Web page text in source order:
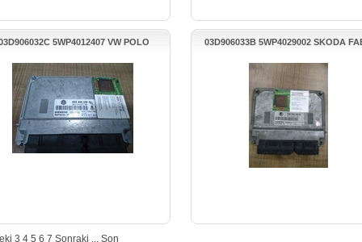
5WP4012407 VW POLO
03D906033B 5WP4029002 SKODA
3 4 5 6 7 Sonraki ... Son